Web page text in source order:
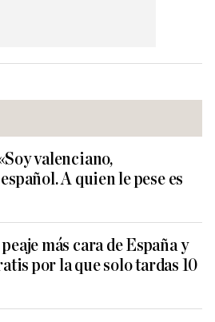
valenciano,
A quien le pese es
más cara de España y
por la que solo tardas 10